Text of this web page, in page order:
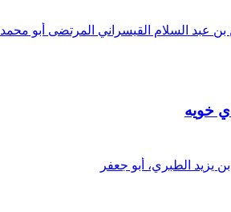
بن عبد السلام القيسراني المرتضى أبو محمد
خويه
يزيد الطبري، أبو جعفر